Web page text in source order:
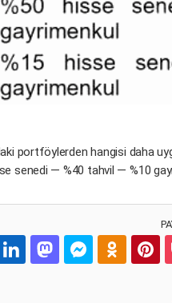
portföylerden hangisi daha
senedi — %40 tahvil — %10